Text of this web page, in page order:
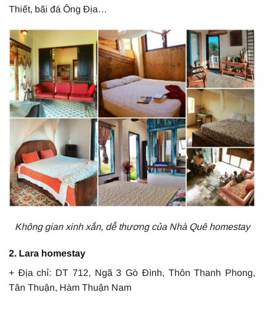
Thiết, bãi đá Ông Địa…
Không gian xinh xắn, dễ thương của Nhà Quê homestay
2. Lara homestay
+ Địa chỉ: DT 712, Ngã 3 Gò Đình, Thôn Thanh Phong,
Tân Thuận, Hàm Thuận Nam